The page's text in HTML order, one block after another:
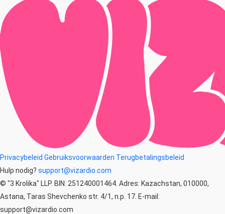
Privacybeleid Gebruiksvoorwaarden Terugbetalingsbeleid
Hulp nodig? support@vizardio.com
© "3 Krolika" LLP. BIN: 251240001464. Adres: Kazachstan, 010000,
Astana, Taras Shevchenko str. 4/1, n.p. 17. E-mail:
support@vizardio.com